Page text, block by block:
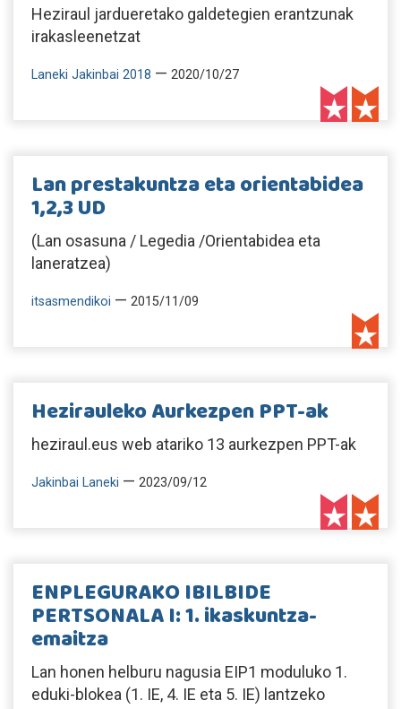
Heziraul jardueretako galdetegien erantzunak
irakasleenetzat
Laneki Jakinbai 2018 — 2020/10/27
Lan prestakuntza eta orientabidea
1,2,3 UD
(Lan osasuna / Legedia /Orientabidea eta
laneratzea)
itsasmendikoi — 2015/11/09
Hezirauleko Aurkezpen PPT-ak
heziraul.eus web atariko 13 aurkezpen PPT-ak
Jakinbai Laneki — 2023/09/12
ENPLEGURAKO IBILBIDE
PERTSONALA I: 1. ikaskuntza-
emaitza
Lan honen helburu nagusia EIP1 moduluko 1.
eduki-blokea (1. IE, 4. IE eta 5. IE) lantzeko